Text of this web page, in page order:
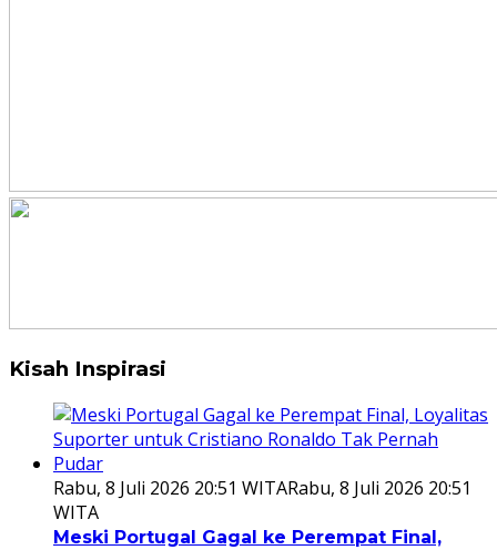
Kisah Inspirasi
Rabu, 8 Juli 2026 20:51 WITARabu, 8 Juli 2026 20:51
WITA
Meski Portugal Gagal ke Perempat Final,